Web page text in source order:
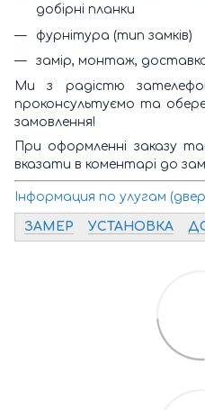
добірні планки
фурнітура (тип замків)
замір, монтаж,
Ми з радістю
проконсультуємо та
замовлення!
При оформленні заказу
вказати в коментарі до
Інформация по улугам
ЗАМЕР УСТАНОВКА